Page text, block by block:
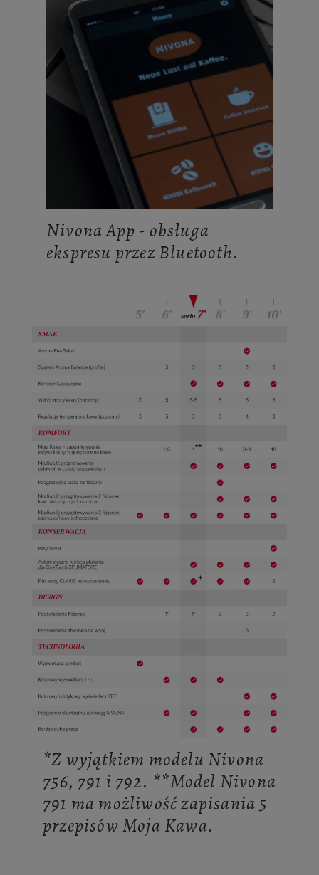
Nivona App - obsługa
ekspresu przez Bluetooth.
*Z wyjątkiem modelu Nivona
756, 791 i 792. **Model Nivona
791 ma możliwość zapisania 5
przepisów Moja Kawa.